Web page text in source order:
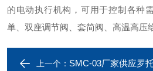
的电动执行机构，可用于控制各种
单、双座调节阀、套简阀、高温高压
上一个： SMC-03厂家供应罗